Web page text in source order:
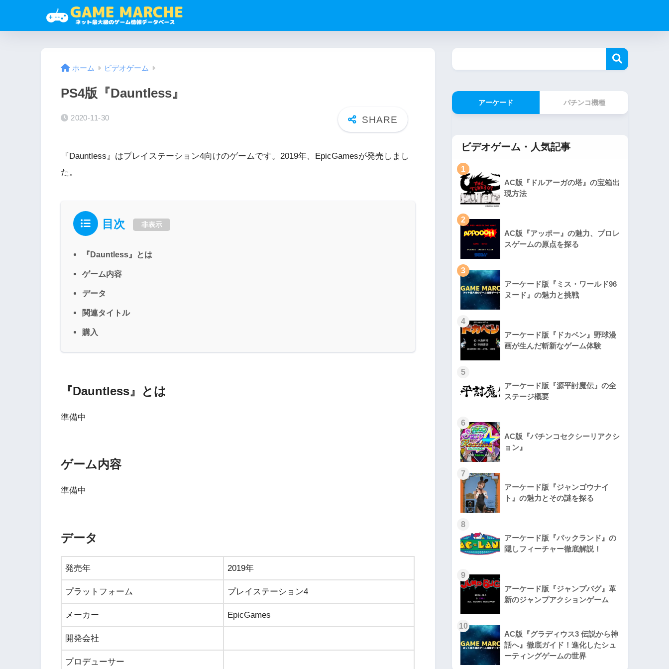
ホーム ビデオゲーム
PS4版『Dauntless』
2020-11-30
『Dauntless』はプレイステーション4向けのゲームです。2019年、EpicGamesが発売しまし
た。
目次 非表示
『Dauntless』とは
ゲーム内容
データ
関連タイトル
購入
『Dauntless』とは
準備中
ゲーム内容
準備中
データ
発売年 2019年
プラットフォーム プレイステーション4
メーカー EpicGames
開発会社
プロデューサー
アーケード パチンコ機種
ビデオゲーム・人気記事
1
AC版『ドルアーガの塔』の宝箱出
現方法
2
AC版『アッポー』の魅力、プロレ
スゲームの原点を探る
3
アーケード版『ミス・ワールド96
ヌード』の魅力と挑戦
4
アーケード版『ドカベン』野球漫
画が生んだ斬新なゲーム体験
5
アーケード版『源平討魔伝』の全
ステージ概要
6
AC版『パチンコセクシーリアクシ
ョン』
7
アーケード版『ジャンゴウナイ
ト』の魅力とその謎を探る
8
アーケード版『パックランド』の
隠しフィーチャー徹底解説！
9
アーケード版『ジャンプバグ』革
新のジャンプアクションゲーム
10
AC版『グラディウス3 伝説から神
話へ』徹底ガイド！進化したシュ
ーティングゲームの世界